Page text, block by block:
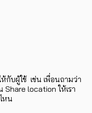
กับผู้ใช้ เช่น เพื่อนถามว่า
location ให้เรา
หน